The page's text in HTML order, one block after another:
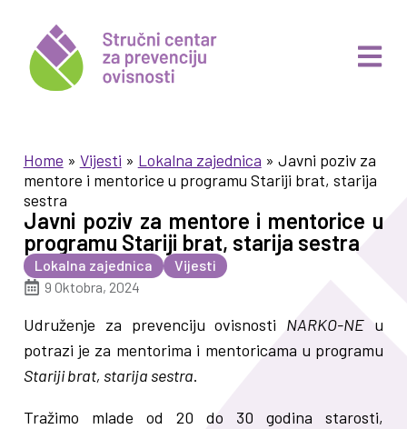
Home » Vijesti » Lokalna zajednica » Javni poziv za
mentore i mentorice u programu Stariji brat, starija
sestra
Javni poziv za mentore i mentorice u
programu Stariji brat, starija sestra
Lokalna zajednica
Vijesti
9 Oktobra, 2024
Udruženje za prevenciju ovisnosti NARKO-NE u
potrazi je za mentorima i mentoricama u programu
Stariji brat, starija sestra.
Tražimo mlade od 20 do 30 godina starosti,